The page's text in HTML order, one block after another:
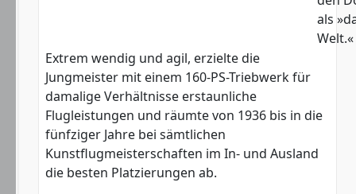
als
Welt.«
Extrem wendig und agil, erzielte die
Jungmeister mit einem 160-PS-Triebwerk für
damalige Verhältnisse erstaunliche
Flugleistungen und räumte von 1936 bis in die
fünfziger Jahre bei sämtlichen
Kunstflugmeisterschaften im In- und Ausland
die besten Platzierungen ab.